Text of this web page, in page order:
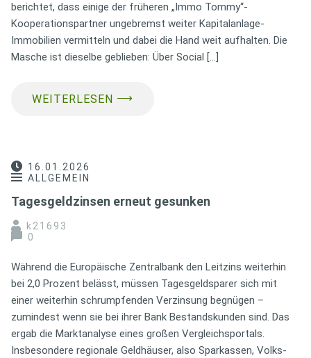
berichtet, dass einige der früheren „Immo Tommy“-
Kooperationspartner ungebremst weiter Kapitalanlage-
Immobilien vermitteln und dabei die Hand weit aufhalten. Die
Masche ist dieselbe geblieben: Über Social […]
WEITERLESEN ⟶
16.01.2026
ALLGEMEIN
Tagesgeldzinsen erneut gesunken
k21693
0
Während die Europäische Zentralbank den Leitzins weiterhin
bei 2,0 Prozent belässt, müssen Tagesgeldsparer sich mit
einer weiterhin schrumpfenden Verzinsung begnügen –
zumindest wenn sie bei ihrer Bank Bestandskunden sind. Das
ergab die Marktanalyse eines großen Vergleichsportals.
Insbesondere regionale Geldhäuser, also Sparkassen, Volks-